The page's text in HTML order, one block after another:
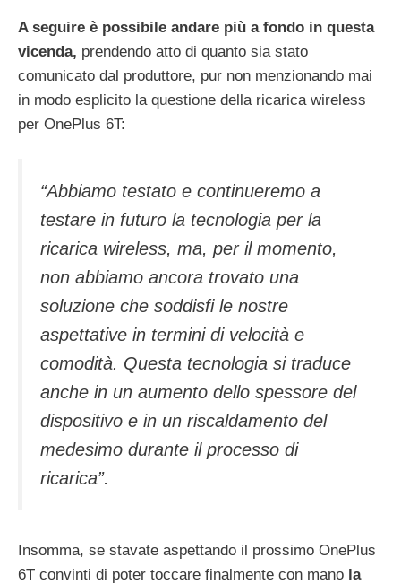
A seguire è possibile andare più a fondo in questa
vicenda, prendendo atto di quanto sia stato
comunicato dal produttore, pur non menzionando mai
in modo esplicito la questione della ricarica wireless
per OnePlus 6T:
“Abbiamo testato e continueremo a
testare in futuro la tecnologia per la
ricarica wireless, ma, per il momento,
non abbiamo ancora trovato una
soluzione che soddisfi le nostre
aspettative in termini di velocità e
comodità. Questa tecnologia si traduce
anche in un aumento dello spessore del
dispositivo e in un riscaldamento del
medesimo durante il processo di
ricarica”.
Insomma, se stavate aspettando il prossimo OnePlus
6T convinti di poter toccare finalmente con mano la